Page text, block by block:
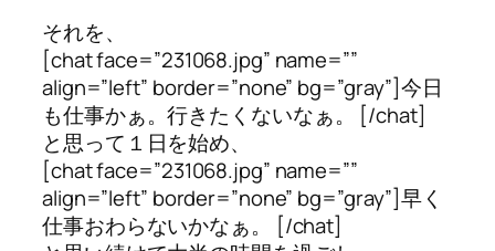
それを、
[chat face=”231068.jpg” name=””
align=”left” border=”none” bg=”gray”]今日
も仕事かぁ。行きたくないなぁ。 [/chat]
と思って１日を始め、
[chat face=”231068.jpg” name=””
align=”left” border=”none” bg=”gray”]早く
仕事おわらないかなぁ。 [/chat]